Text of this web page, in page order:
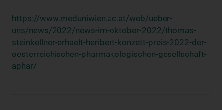
https://www.meduniwien.ac.at/web/ueber-
uns/news/2022/news-im-oktober-2022/thomas-
steinkellner-erhaelt-heribert-konzett-preis-2022-der-
oesterreichischen-pharmakologischen-gesellschaft-
aphar/